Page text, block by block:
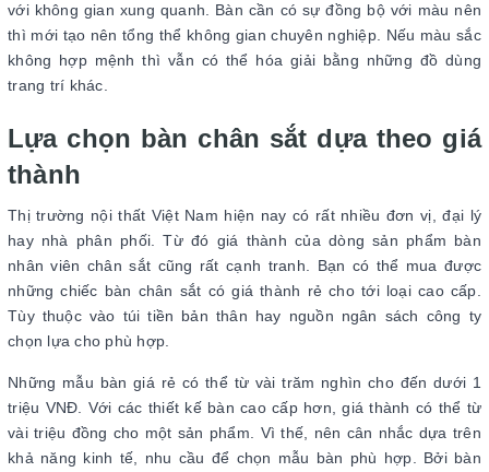
với không gian xung quanh. Bàn cần có sự đồng bộ với màu nên
thì mới tạo nên tổng thể không gian chuyên nghiệp. Nếu màu sắc
không hợp mệnh thì vẫn có thể hóa giải bằng những đồ dùng
trang trí khác.
Lựa chọn bàn chân sắt dựa theo giá
thành
Thị trường nội thất Việt Nam hiện nay có rất nhiều đơn vị, đại lý
hay nhà phân phối. Từ đó giá thành của dòng sản phẩm bàn
nhân viên chân sắt cũng rất cạnh tranh. Bạn có thể mua được
những chiếc bàn chân sắt có giá thành rẻ cho tới loại cao cấp.
Tùy thuộc vào túi tiền bản thân hay nguồn ngân sách công ty
chọn lựa cho phù hợp.
Những mẫu bàn giá rẻ có thể từ vài trăm nghìn cho đến dưới 1
triệu VNĐ. Với các thiết kế bàn cao cấp hơn, giá thành có thể từ
vài triệu đồng cho một sản phẩm. Vì thế, nên cân nhắc dựa trên
khả năng kinh tế, nhu cầu để chọn mẫu bàn phù hợp. Bởi bàn